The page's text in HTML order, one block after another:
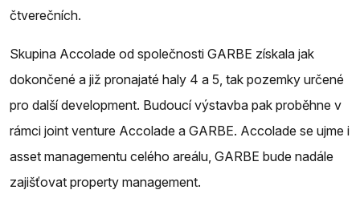
čtverečních.
Skupina Accolade od společnosti GARBE získala jak
dokončené a již pronajaté haly 4 a 5, tak pozemky určené
pro další development. Budoucí výstavba pak proběhne v
rámci joint venture Accolade a GARBE. Accolade se ujme i
asset managementu celého areálu, GARBE bude nadále
zajišťovat property management.